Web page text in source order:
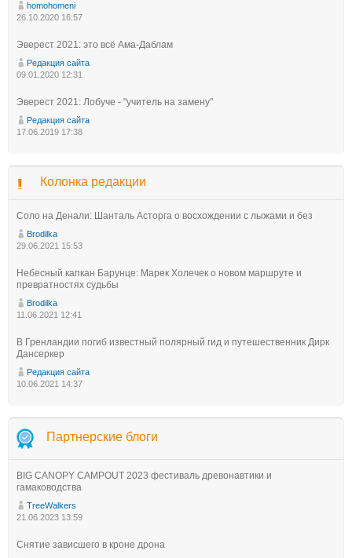
homohomeni
26.10.2020 16:57
Эверест 2021: это всё Ама-Даблам
Редакция сайта
09.01.2020 12:31
Эверест 2021: Лобуче - "учитель на замену"
Редакция сайта
17.06.2019 17:38
Колонка редакции
Соло на Денали: Шанталь Асторга о восхождении с лыжами и без
Brodilka
29.06.2021 15:53
Небесный капкан Барунце: Марек Холечек о новом маршруте и
превратностях судьбы
Brodilka
11.06.2021 12:41
В Гренландии погиб известный полярный гид и путешественник Дирк
Дансеркер
Редакция сайта
10.06.2021 14:37
Партнерские блоги
BIG CANOPY CAMPOUT 2023 фестиваль древонавтики и
гамаководства
TreeWalkers
21.06.2023 13:59
Снятие зависшего в кроне дрона